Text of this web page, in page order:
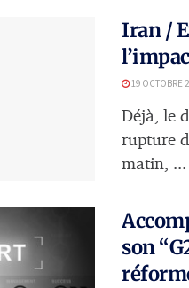
Iran /
19 OCTOBRE
Déjà, le
rupture
matin, ...
son